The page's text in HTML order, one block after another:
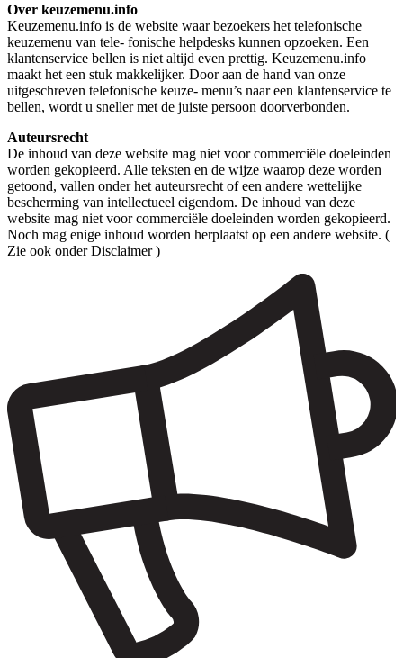
Over keuzemenu.info
Keuzemenu.info is de website waar bezoekers het telefonische
keuzemenu van tele- fonische helpdesks kunnen opzoeken. Een
klantenservice bellen is niet altijd even prettig. Keuzemenu.info
maakt het een stuk makkelijker. Door aan de hand van onze
uitgeschreven telefonische keuze- menu’s naar een klantenservice te
bellen, wordt u sneller met de juiste persoon doorverbonden.
Auteursrecht
De inhoud van deze website mag niet voor commerciële doeleinden
worden gekopieerd. Alle teksten en de wijze waarop deze worden
getoond, vallen onder het auteursrecht of een andere wettelijke
bescherming van intellectueel eigendom. De inhoud van deze
website mag niet voor commerciële doeleinden worden gekopieerd.
Noch mag enige inhoud worden herplaatst op een andere website. (
Zie ook onder Disclaimer )